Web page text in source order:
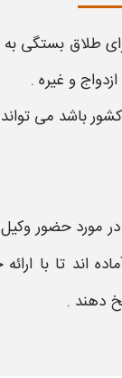
طلاق بستگی به
و غیره .
باشد می
مورد حضور وکیل
اند تا با
دهند .